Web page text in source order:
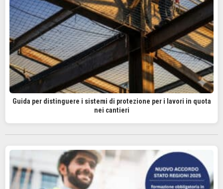
Guida per distinguere i sistemi di protezione per i lavori in quota
nei cantieri